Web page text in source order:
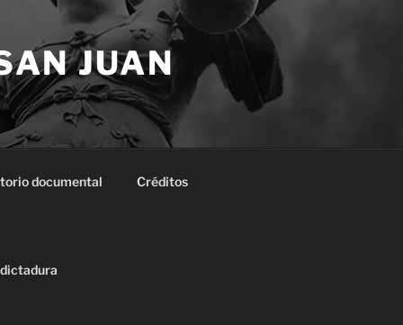
JUAN
documental Créditos